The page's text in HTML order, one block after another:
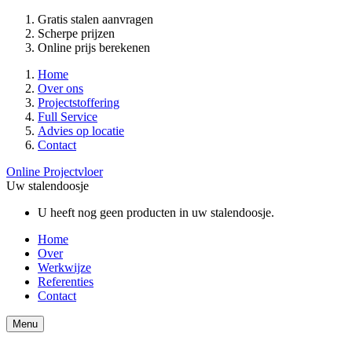
Gratis stalen aanvragen
Scherpe prijzen
Online prijs berekenen
Home
Over ons
Projectstoffering
Full Service
Advies op locatie
Contact
Online Projectvloer
Uw stalendoosje
U heeft nog geen producten in uw stalendoosje.
Home
Over
Werkwijze
Referenties
Contact
Menu